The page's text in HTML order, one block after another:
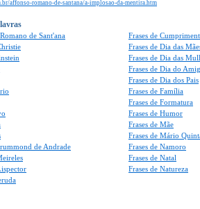
affonso-romano-de-santana/a-implosao-da-mentira.htm
de Sant'ana
de Andrade
Frases de
Frases de Dia das
Frases de Dia das
Frases de Dia do
Frases de Dia dos Pais
Frases de Família
Frases de Formatura
Frases de Humor
Frases de Mãe
Frases de Mário
Frases de Namoro
Frases de Natal
Frases de Natureza